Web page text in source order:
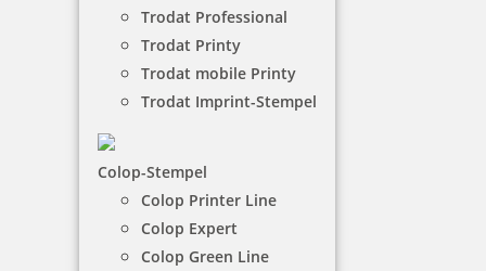
Trodat Professional
Trodat Printy
Trodat mobile Printy
Trodat Imprint-Stempel
Colop-Stempel
Colop Printer Line
Colop Expert
Colop Green Line
Zum Glück gibt’s den Schornsteinfeger! Stempel für
Schornsteinfeger und Kaminkehrer finden
Anwendung z. B. als Firmenstempel, als Nachweis
über erbrachte Leistungen beim Kehren und
Kontrollen der Feuerungsanlagen u.v.m.
NACH WUNSCHSTEMPEL FILTERN